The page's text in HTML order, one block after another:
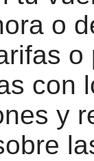
o
o
con
y